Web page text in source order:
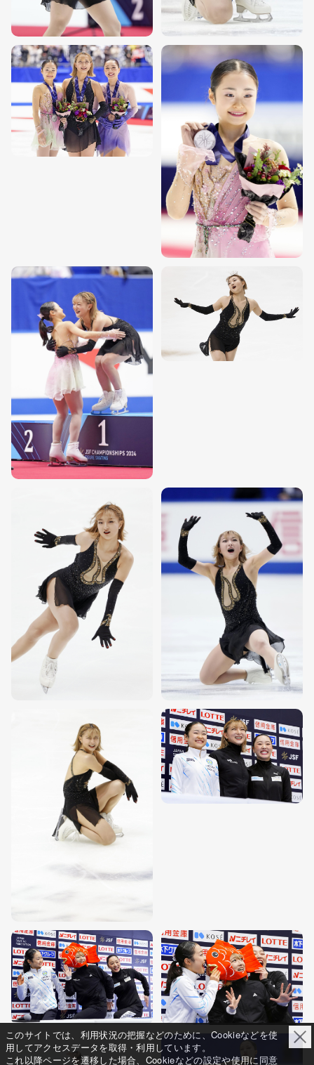
このサイトでは、利用状況の把握などのために、Cookieなどを使
用してアクセスデータを取得・利用しています。
これ以降ページを遷移した場合、Cookieなどの設定や使用に同意